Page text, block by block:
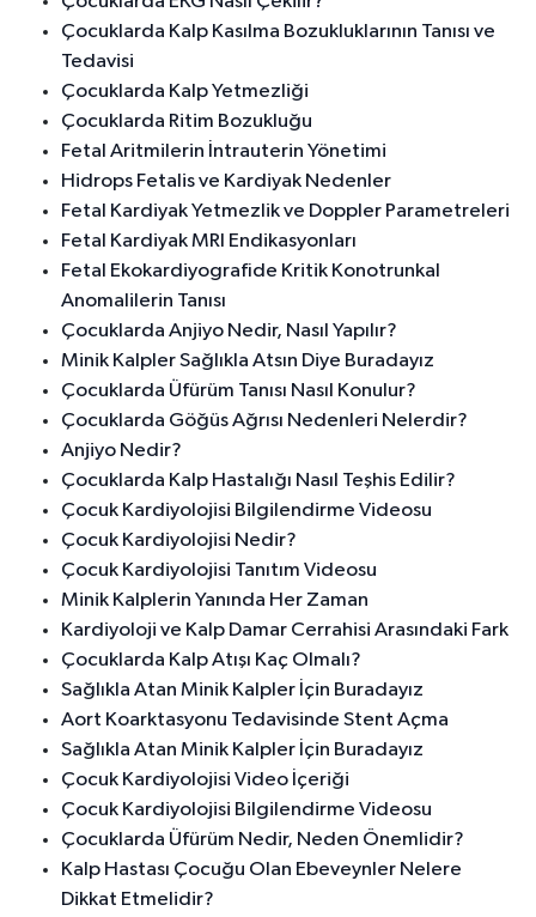
Çocuklarda Kalp Kasılma Bozukluklarının Tanısı ve
Tedavisi
Çocuklarda Kalp Yetmezliği
Çocuklarda Ritim Bozukluğu
Fetal Aritmilerin İntrauterin Yönetimi
Hidrops Fetalis ve Kardiyak Nedenler
Fetal Kardiyak Yetmezlik ve Doppler Parametreleri
Fetal Kardiyak MRI Endikasyonları
Fetal Ekokardiyografide Kritik Konotrunkal
Anomalilerin Tanısı
Çocuklarda Anjiyo Nedir, Nasıl Yapılır?
Minik Kalpler Sağlıkla Atsın Diye Buradayız
Çocuklarda Üfürüm Tanısı Nasıl Konulur?
Çocuklarda Göğüs Ağrısı Nedenleri Nelerdir?
Anjiyo Nedir?
Çocuklarda Kalp Hastalığı Nasıl Teşhis Edilir?
Çocuk Kardiyolojisi Bilgilendirme Videosu
Çocuk Kardiyolojisi Nedir?
Çocuk Kardiyolojisi Tanıtım Videosu
Minik Kalplerin Yanında Her Zaman
Kardiyoloji ve Kalp Damar Cerrahisi Arasındaki Fark
Çocuklarda Kalp Atışı Kaç Olmalı?
Sağlıkla Atan Minik Kalpler İçin Buradayız
Aort Koarktasyonu Tedavisinde Stent Açma
Sağlıkla Atan Minik Kalpler İçin Buradayız
Çocuk Kardiyolojisi Video İçeriği
Çocuk Kardiyolojisi Bilgilendirme Videosu
Çocuklarda Üfürüm Nedir, Neden Önemlidir?
Kalp Hastası Çocuğu Olan Ebeveynler Nelere
Dikkat Etmelidir?